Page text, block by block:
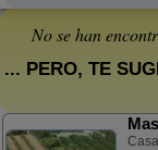
No se han
... PERO, TE